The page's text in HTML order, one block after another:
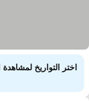
اختر التواريخ لمشاهدة